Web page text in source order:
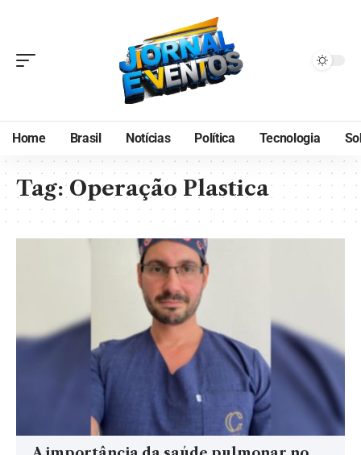
Home Brasil Notícias Política Tecnologia
Tag:Operação Plastica